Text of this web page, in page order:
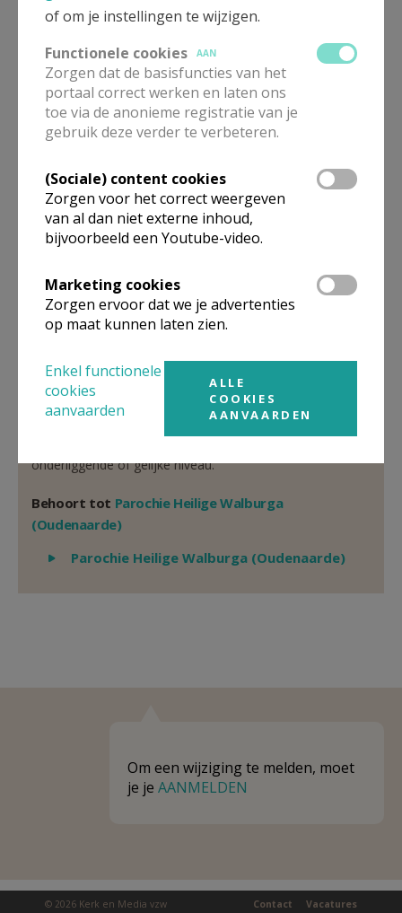
Pastoor
LucVan Den Velde
Markt 39
9700 Oudenaarde
32 55 31 17 83
Google Maps
Organisatiestructuur
onderliggende of gelijke niveau.
Behoort tot Parochie Heilige Walburga
(Oudenaarde)
Weergeven
Parochie Heilige Walburga (Oudenaarde)
Om een wijziging te melden, moet
je je AANMELDEN
© 2026 Kerk en Media vzw Vacatures
Contact
of om je instellingen te wijzigen.
Functionele cookies
AAN
Zorgen dat de basisfuncties van het
portaal correct werken en laten ons
toe via de anonieme registratie van je
gebruik deze verder te verbeteren.
(Sociale) content cookies
Zorgen voor het correct weergeven
van al dan niet externe inhoud,
bijvoorbeeld een Youtube-video.
Marketing cookies
Zorgen ervoor dat we je advertenties
op maat kunnen laten zien.
Enkel functionele
cookies
aanvaarden
ALLE
COOKIES
AANVAARDEN